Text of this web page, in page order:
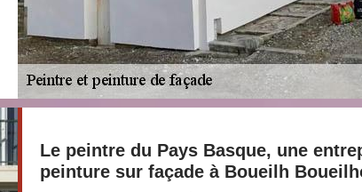
Le peintre du Pays Basque, une
peinture sur façade à Boueilh